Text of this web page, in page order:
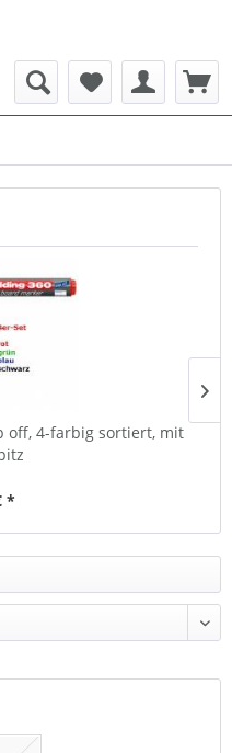
off, 4-farbig sortiert, mit
*